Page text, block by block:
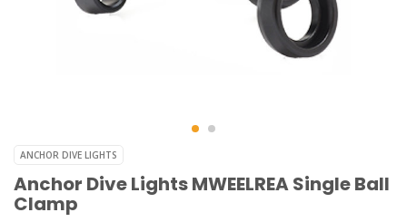
ANCHOR DIVE LIGHTS
Anchor Dive Lights MWEELREA Single Ball
Clamp